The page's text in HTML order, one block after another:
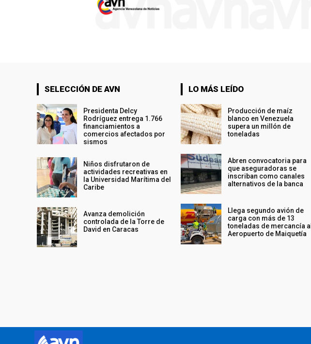
SELECCIÓN DE AVN
Presidenta Delcy
Rodríguez entrega 1.766
financiamientos a
comercios afectados por
sismos
Niños disfrutaron de
actividades recreativas en
la Universidad Marítima del
Caribe
Avanza demolición
controlada de la Torre de
David en Caracas
LO MÁS LEÍDO
Producción de maíz
blanco en Venezuela
supera un millón de
toneladas
Abren convocatoria para
que aseguradoras se
inscriban como canales
alternativos de la banca
Llega segundo avión de
carga con más de 13
toneladas de mercancía al
Aeropuerto de Maiquetía